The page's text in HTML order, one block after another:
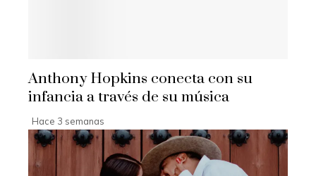
Anthony Hopkins conecta con su
infancia a través de su música
Hace 3 semanas